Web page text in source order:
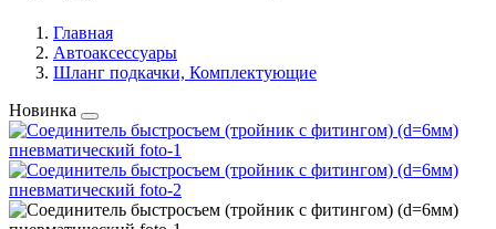
Главная
Автоаксессуары
Шланг подкачки, Комплектующие
Новинка